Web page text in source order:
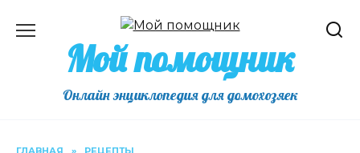
содержаниюМой помощник
Онлайн энциклопедия для домохозяек
ГЛАВНАЯ » РЕЦЕПТЫ